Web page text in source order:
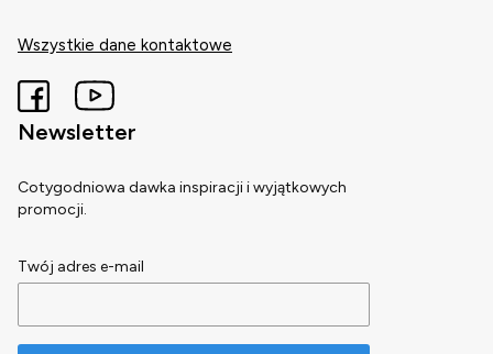
Wszystkie dane kontaktowe
Newsletter
Cotygodniowa dawka inspiracji i wyjątkowych
promocji.
Twój adres e-mail